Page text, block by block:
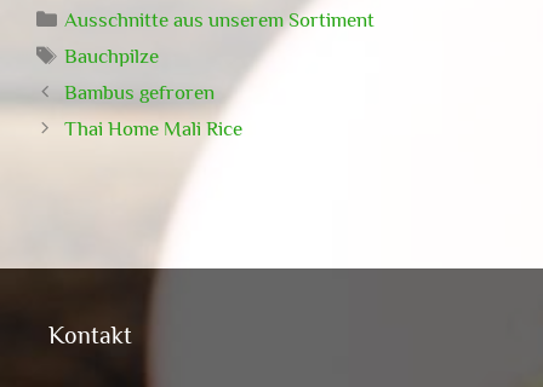
Kategorien
Ausschnitte aus unserem Sortiment
Schlagwörter
Bauchpilze
Bambus gefroren
Thai Home Mali Rice
Kontakt